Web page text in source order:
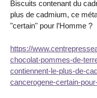
Biscuits contenant du
plus de cadmium, ce
"certain" pour l’Homme ?
https://
chocolat-pommes-de-
contiennent-le-plus-de-
cancerogene-certain-